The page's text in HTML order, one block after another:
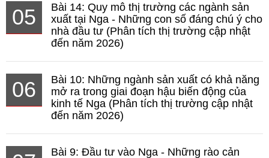
05
Bài 14: Quy mô thị trường các ngành sản
xuất tại Nga - Những con số đáng chú ý cho
nhà đầu tư (Phân tích thị trường cập nhật
đến năm 2026)
06
Bài 10: Những ngành sản xuất có khả năng
mở ra trong giai đoạn hậu biến động của
kinh tế Nga (Phân tích thị trường cập nhật
đến năm 2026)
Bài 9: Đầu tư vào Nga - Những rào cản